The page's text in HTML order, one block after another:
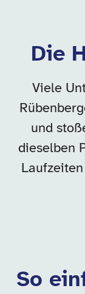
Die
Viele
und
dieselben
So